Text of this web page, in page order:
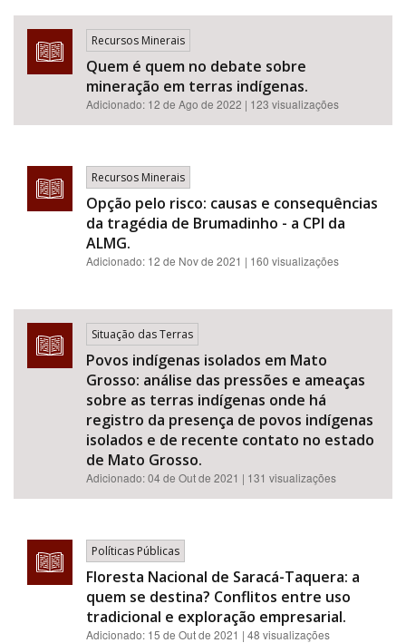
Recursos Minerais
Quem é quem no debate sobre
mineração em terras indígenas.
Adicionado: 12 de Ago de 2022 | 123 visualizações
Recursos Minerais
Opção pelo risco: causas e consequências
da tragédia de Brumadinho - a CPI da
ALMG.
Adicionado: 12 de Nov de 2021 | 160 visualizações
Situação das Terras
Povos indígenas isolados em Mato
Grosso: análise das pressões e ameaças
sobre as terras indígenas onde há
registro da presença de povos indígenas
isolados e de recente contato no estado
de Mato Grosso.
Adicionado:04 de Out de 2021 | 131 visualizações
Políticas Públicas
Floresta Nacional de Saracá-Taquera: a
quem se destina? Conflitos entre uso
tradicional e exploração empresarial.
Adicionado: 15 de Out de 2021 | 48 visualizações